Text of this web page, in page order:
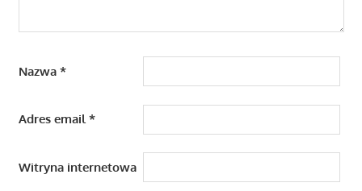
Nazwa *
Adres email*
Witryna internetowa